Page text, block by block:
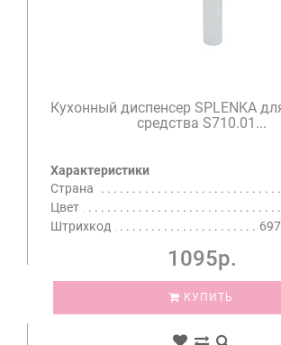
Кухонный диспенсер SPLENKA
средства S710.01...
Характеристики
Страна
Цвет
Штрихкод
1095р.
КУПИТЬ